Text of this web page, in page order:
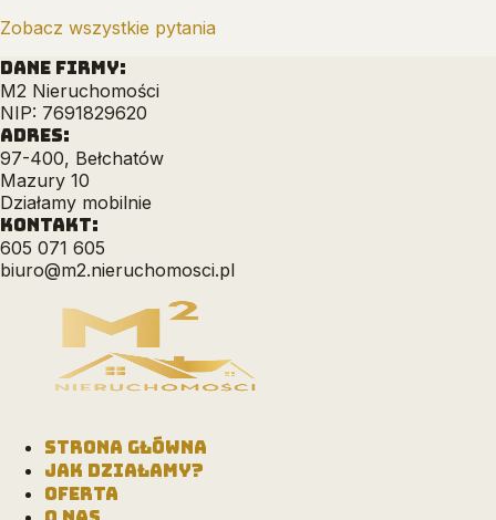
Zobacz wszystkie pytania
DANE FIRMY:
M2 Nieruchomości
NIP: 7691829620
ADRES:
97-400, Bełchatów
Mazury 10
Działamy mobilnie
KONTAKT:
605 071 605
biuro@m2.nieruchomosci.pl
STRONA GŁÓWNA
JAK DZIAŁAMY?
OFERTA